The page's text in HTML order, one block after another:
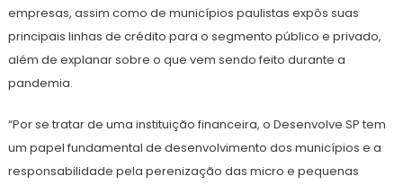
empresas, assim como de municípios paulistas expôs suas
principais linhas de crédito para o segmento público e privado,
além de explanar sobre o que vem sendo feito durante a
pandemia.
“Por se tratar de uma instituição financeira, o Desenvolve SP tem
um papel fundamental de desenvolvimento dos municípios e a
responsabilidade pela perenização das micro e pequenas